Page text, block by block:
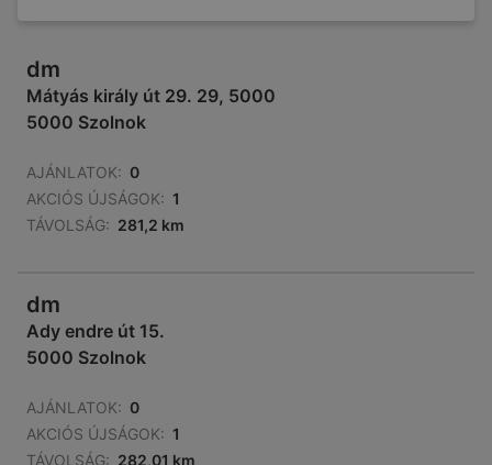
dm
Mátyás király út 29. 29, 5000
5000 Szolnok
AJÁNLATOK: 0
AKCIÓS ÚJSÁGOK: 1
TÁVOLSÁG: 281,2 km
dm
Ady endre út 15.
5000 Szolnok
AJÁNLATOK: 0
AKCIÓS ÚJSÁGOK: 1
TÁVOLSÁG: 282,01 km